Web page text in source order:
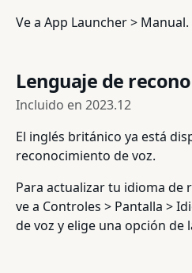
Ve a App Launcher > Manual.
Lenguaje de
Incluido en 2023.12
El inglés británico ya está
reconocimiento de voz.
Para actualizar tu idioma de
ve a Controles > Pantalla >
de voz y elige una opción de